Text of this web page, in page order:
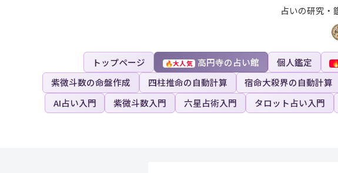
占いの研究・
トップページ 高円寺の占い館 個人鑑定
紫微斗数の命盤作成
四柱推命の自動計算 宿命大殺界の自動計算
AI占い入門
紫微斗数入門 六星占術入門 タロット占い入門